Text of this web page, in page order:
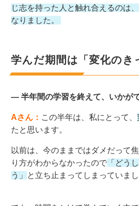
じ志を持った人と触れ合えるのは
なりました。
学んだ期間は「変化のき
― 半年間の学習を終えて、いかが
Aさん： この半年は、私にとって、
たと思います。
以前は、今のままではダメだって
り方がわからなかったので 「どう
う」 と立ち止まってしまっていまし